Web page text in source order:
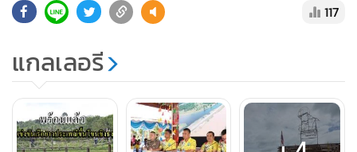
117
แกลเลอรี